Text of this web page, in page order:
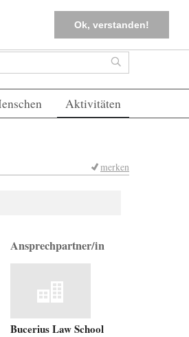
Ok, verstanden!
FAQs Einloggen
Suche
Aktivitäten
merken
Ansprechpartner/in
Bucerius Law School